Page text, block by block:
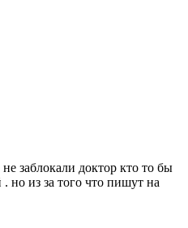
заблокали доктор кто то бы
но из за того что пишут на